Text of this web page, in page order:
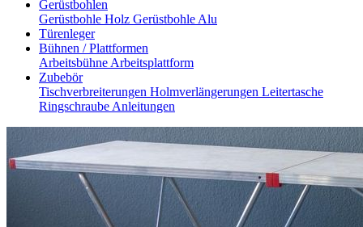
Gerüstbohlen
Gerüstbohle Holz Gerüstbohle Alu
Türenleger
Bühnen / Plattformen
Arbeitsbühne Arbeitsplattform
Zubebör
Tischverbreiterungen Holmverlängerungen Leitertasche
Ringschraube Anleitungen